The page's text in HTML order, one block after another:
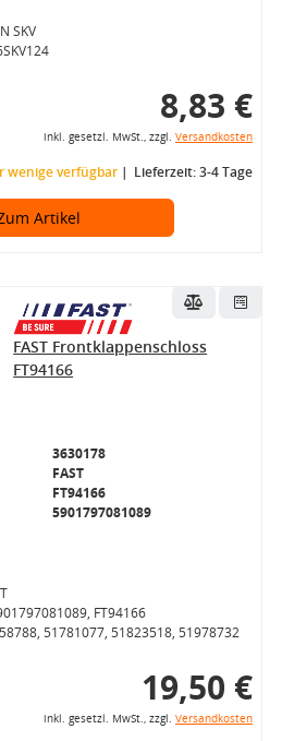
SKV
8,83 €
inkl. gesetzl. MwSt., zzgl. Versandkosten
wenige verfügbar Lieferzeit: 3-4 Tage
Artikel
FAST Frontklappenschloss
FT94166
3630178
FAST
FT94166
5901797081089
FT94166
51781077, 51823518, 51978732
19,50 €
inkl. gesetzl. MwSt., zzgl. Versandkosten